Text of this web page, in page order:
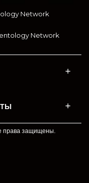
Network
Network
права защищены.